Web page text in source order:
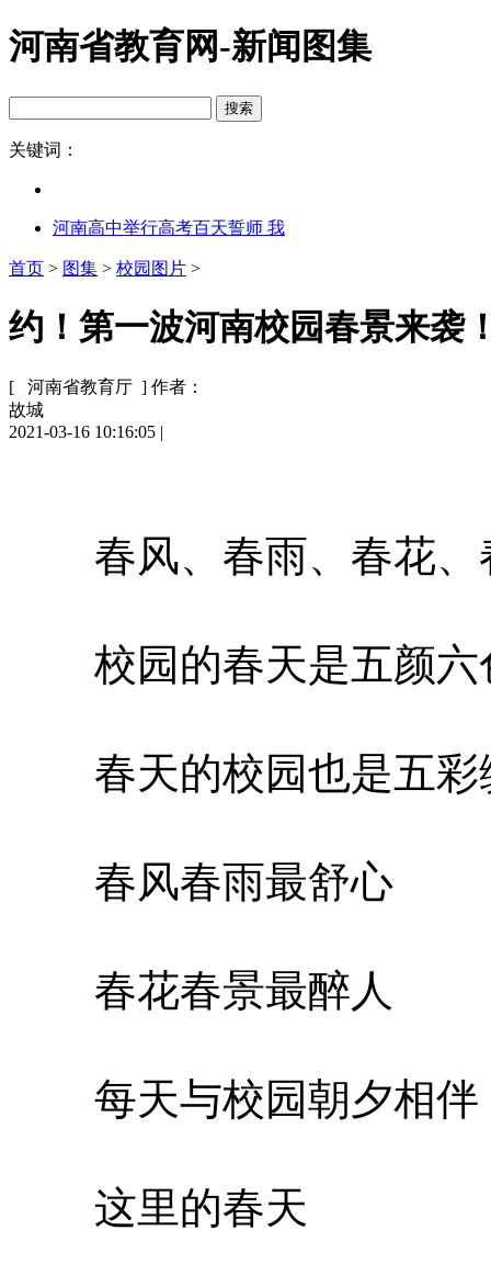
河南省教育网-新闻图集
关键词：
河南高中举行高考百天誓师 我
首页 > 图集 > 校园图片 >
约！第一波河南校园春景来袭
[ 河南省教育厅 ] 作者：
故城
2021-03-16 10:16:05 |
春风、春雨、春花、
校园的春天是五颜六
春天的校园也是五彩
春风春雨最舒心
春花春景最醉人
每天与校园朝夕相伴
这里的春天